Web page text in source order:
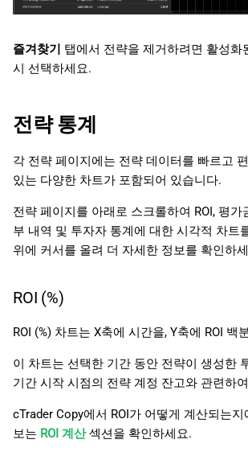
즐겨찾기 탭에서 전략을 제거하려면 활성화
시 선택하세요.
전략 통계
각 전략 페이지에는 전략 데이터를 빠르고
있는 다양한 차트가 포함되어 있습니다.
전략 페이지를 아래로 스크롤하여 ROI, 평가
부 내역 및 투자자 통계에 대한 시각적 차트
위에 커서를 올려 더 자세한 정보를 확인하
ROI (%)
ROI (%) 차트는 X축에 시간을, Y축에 ROI 백
이 차트는 선택한 기간 동안 전략이 생성한
기간 시작 시점의 전략 계정 잔고와 관련하
cTrader Copy에서 ROI가 어떻게 계산되는
보는 ROI 계산섹션을 확인하세요.